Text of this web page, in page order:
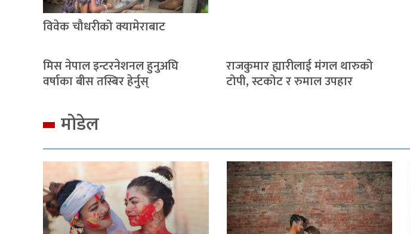
विवेक चौधरीको क्यामेराबाट
मिस नेपाल इन्टरनेशनल हुनुअघि
वर्षाका बीस तस्बिर हेर्नुस्
राजकुमार ह्यारीलाई मंगल थारुको
टोपी, स्टकोट र रुमाल उपहार
मोडेल